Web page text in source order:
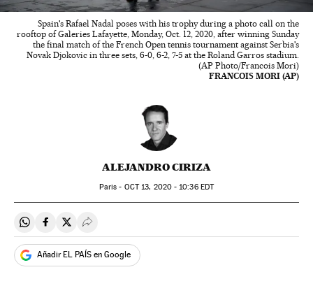
Spain's Rafael Nadal poses with his trophy during a photo call on the
rooftop of Galeries Lafayette, Monday, Oct. 12, 2020, after winning Sunday
the final match of the French Open tennis tournament against Serbia's
Novak Djokovic in three sets, 6-0, 6-2, 7-5 at the Roland Garros stadium.
(AP Photo/Francois Mori)
FRANCOIS MORI (AP)
ALEJANDRO CIRIZA
Paris - OCT13, 2020 - 10:36EDT
Compartir en Whatsapp
Compartir en Facebook
Compartir en Twitter
Desplegar Redes Sociales
Añadir EL PAÍS en Google